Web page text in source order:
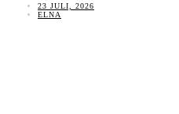
23 JULI, 2026
ELNA